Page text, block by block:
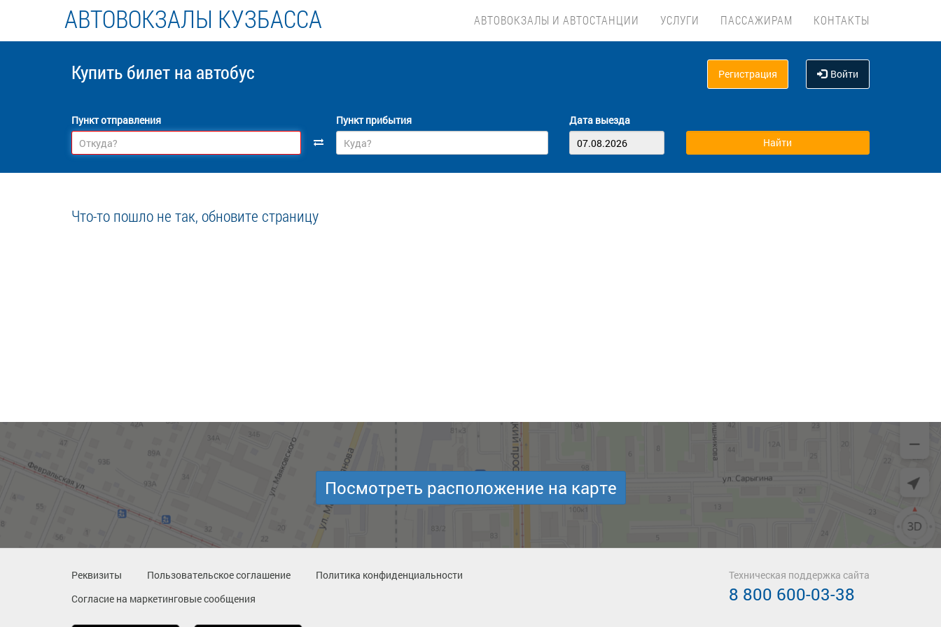
АВТОВОКЗАЛЫ КУЗБАССА АВТОВОКЗАЛЫ И АВТОСТАНЦИИ УСЛУГИ ПАССАЖИРАМ КОНТАКТЫ
Купить билет на автобус Регистрация Войти
Пункт отправления Пункт прибытия Дата выезда
Что-то пошло не так, обновите страницу
Посмотреть расположение на карте
Реквизиты Пользовательское соглашение
Политика конфиденциальности
Согласие на маркетинговые сообщения
Техническая поддержка сайта
8 800 600-03-38